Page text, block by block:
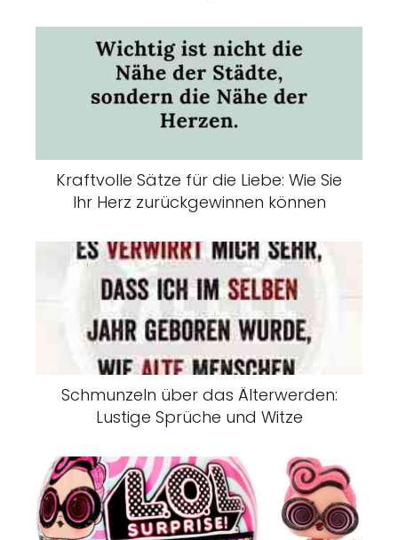
Kraftvolle Sätze für die Liebe: Wie Sie
Ihr Herz zurückgewinnen können
Schmunzeln über das Älterwerden:
Lustige Sprüche und Witze